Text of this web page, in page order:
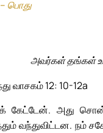
பொது
அவர்கள் தங்கள்
வாசகம் 12: 10-12a
கேட்டேன். அது
வந்துவிட்டன. நம்